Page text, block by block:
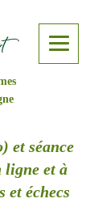
et séance
ligne et à
et échecs